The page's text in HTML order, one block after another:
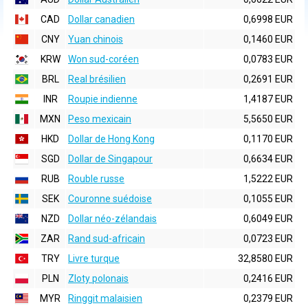
CAD
Dollar canadien
0,6998 EUR
CNY
Yuan chinois
0,1460 EUR
KRW
Won sud-coréen
0,0783 EUR
BRL
Real brésilien
0,2691 EUR
INR
Roupie indienne
1,4187 EUR
MXN
Peso mexicain
5,5650 EUR
HKD
Dollar de Hong Kong
0,1170 EUR
SGD
Dollar de Singapour
0,6634 EUR
RUB
Rouble russe
1,5222 EUR
SEK
Couronne suédoise
0,1055 EUR
NZD
Dollar néo-zélandais
0,6049 EUR
ZAR
Rand sud-africain
0,0723 EUR
TRY
Livre turque
32,8580 EUR
PLN
Zloty polonais
0,2416 EUR
MYR
Ringgit malaisien 0,2379 EUR